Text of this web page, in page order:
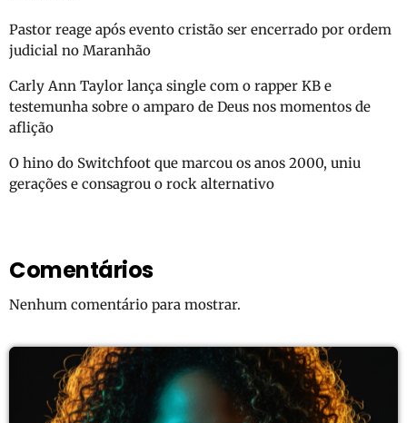
Pastor reage após evento cristão ser encerrado por ordem
judicial no Maranhão
Carly Ann Taylor lança single com o rapper KB e
testemunha sobre o amparo de Deus nos momentos de
aflição
O hino do Switchfoot que marcou os anos 2000, uniu
gerações e consagrou o rock alternativo
Comentários
Nenhum comentário para mostrar.